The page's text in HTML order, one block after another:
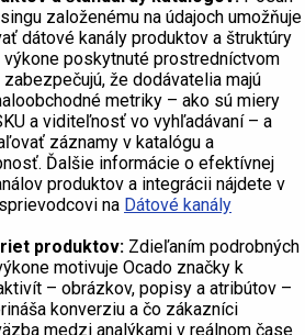
založenému na údajoch umožňuje
dátové kanály produktov a štruktúry
poskytnuté prostredníctvom
že dodávatelia majú
metriky – ako sú miery
a viditeľnosť vo vyhľadávaní – a
záznamy v katalógu a
Ďalšie informácie o efektívnej
produktov a integrácii nájdete v
na Dátové kanály
produktov: Zdieľaním podrobných
motivuje Ocado značky k
– obrázkov, popisy a atribútov –
konverziu a čo zákazníci
medzi analýkami v reálnom čase